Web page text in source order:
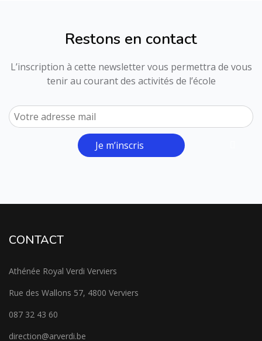
Restons en contact
L’inscription à cette newsletter vous permettra de vous
tenir au courant des activités de l’école
Je m’inscris
CONTACT
Athénée Royal Verdi Verviers
Rue des Wallons 57, 4800 Verviers
087 32 43 60
direction@arverdi.be